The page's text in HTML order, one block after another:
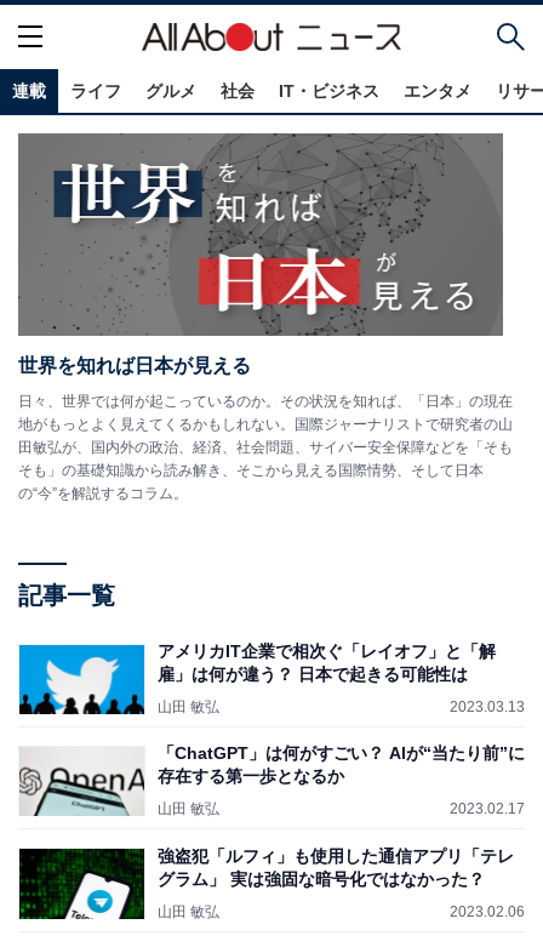
連載 ライフ グルメ 社会 IT・ビジネス エンタメ リサ
世界を知れば日本が見える
日々、世界では何が起こっているのか。その状況を知れば、「日本」の現在
地がもっとよく見えてくるかもしれない。国際ジャーナリストで研究者の山
田敏弘が、国内外の政治、経済、社会問題、サイバー安全保障などを「そも
そも」の基礎知識から読み解き、そこから見える国際情勢、そして日本
の“今”を解説するコラム。
記事一覧
アメリカIT企業で相次ぐ「レイオフ」と「解
雇」は何が違う？ 日本で起きる可能性は
山田 敏弘 2023.03.13
「ChatGPT」は何がすごい？ AIが“当たり前”に
存在する第一歩となるか
山田 敏弘 2023.02.17
強盗犯「ルフィ」も使用した通信アプリ「テレ
グラム」 実は強固な暗号化ではなかった？
山田 敏弘 2023.02.06